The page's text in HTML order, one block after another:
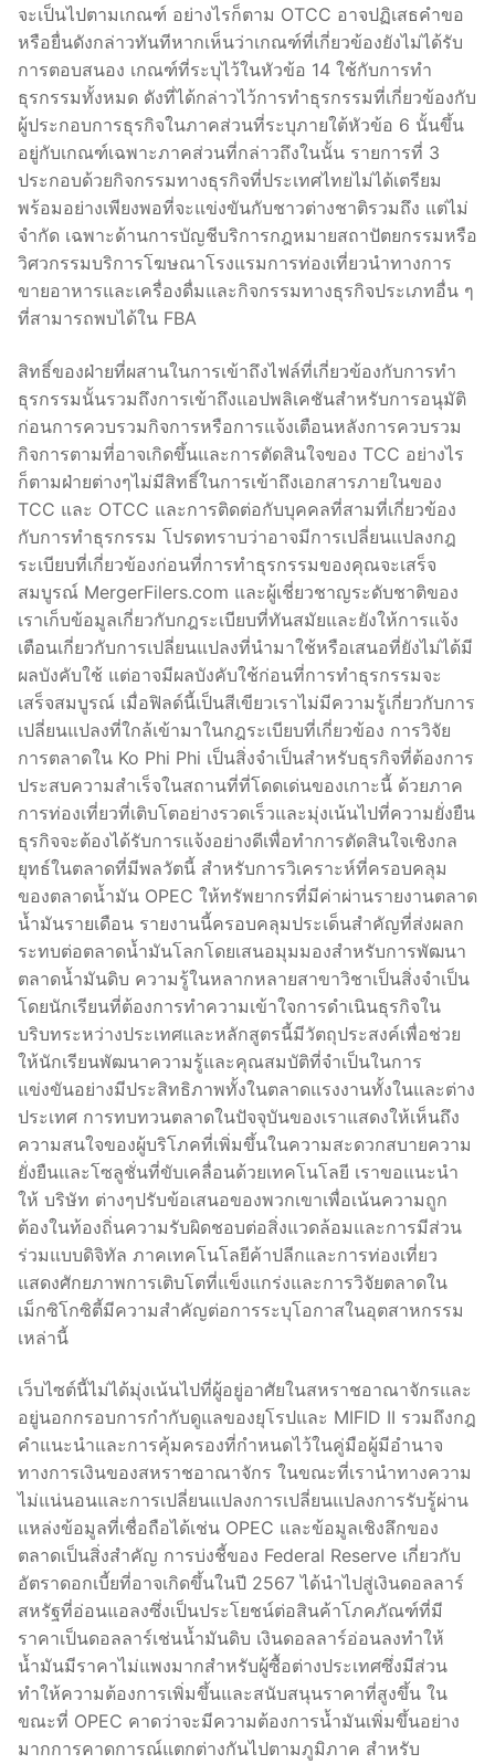
จะเป็นไปตามเกณฑ์ อย่างไรก็ตาม OTCC อาจปฏิเสธคำขอ
หรือยื่นดังกล่าวทันทีหากเห็นว่าเกณฑ์ที่เกี่ยวข้องยังไม่ได้รับ
การตอบสนอง เกณฑ์ที่ระบุไว้ในหัวข้อ 14 ใช้กับการทำ
ธุรกรรมทั้งหมด ดังที่ได้กล่าวไว้การทำธุรกรรมที่เกี่ยวข้องกับ
ผู้ประกอบการธุรกิจในภาคส่วนที่ระบุภายใต้หัวข้อ 6 นั้นขึ้น
อยู่กับเกณฑ์เฉพาะภาคส่วนที่กล่าวถึงในนั้น รายการที่ 3
ประกอบด้วยกิจกรรมทางธุรกิจที่ประเทศไทยไม่ได้เตรียม
พร้อมอย่างเพียงพอที่จะแข่งขันกับชาวต่างชาติรวมถึง แต่ไม่
จำกัด เฉพาะด้านการบัญชีบริการกฎหมายสถาปัตยกรรมหรือ
วิศวกรรมบริการโฆษณาโรงแรมการท่องเที่ยวนำทางการ
ขายอาหารและเครื่องดื่มและกิจกรรมทางธุรกิจประเภทอื่น ๆ
ที่สามารถพบได้ใน FBA
สิทธิ์ของฝ่ายที่ผสานในการเข้าถึงไฟล์ที่เกี่ยวข้องกับการทำ
ธุรกรรมนั้นรวมถึงการเข้าถึงแอปพลิเคชันสำหรับการอนุมัติ
ก่อนการควบรวมกิจการหรือการแจ้งเตือนหลังการควบรวม
กิจการตามที่อาจเกิดขึ้นและการตัดสินใจของ TCC อย่างไร
ก็ตามฝ่ายต่างๆไม่มีสิทธิ์ในการเข้าถึงเอกสารภายในของ
TCC และ OTCC และการติดต่อกับบุคคลที่สามที่เกี่ยวข้อง
กับการทำธุรกรรม โปรดทราบว่าอาจมีการเปลี่ยนแปลงกฎ
ระเบียบที่เกี่ยวข้องก่อนที่การทำธุรกรรมของคุณจะเสร็จ
สมบูรณ์ MergerFilers.com และผู้เชี่ยวชาญระดับชาติของ
เราเก็บข้อมูลเกี่ยวกับกฎระเบียบที่ทันสมัยและยังให้การแจ้ง
เตือนเกี่ยวกับการเปลี่ยนแปลงที่นำมาใช้หรือเสนอที่ยังไม่ได้มี
ผลบังคับใช้ แต่อาจมีผลบังคับใช้ก่อนที่การทำธุรกรรมจะ
เสร็จสมบูรณ์ เมื่อฟิลด์นี้เป็นสีเขียวเราไม่มีความรู้เกี่ยวกับการ
เปลี่ยนแปลงที่ใกล้เข้ามาในกฎระเบียบที่เกี่ยวข้อง การวิจัย
การตลาดใน Ko Phi Phi เป็นสิ่งจำเป็นสำหรับธุรกิจที่ต้องการ
ประสบความสำเร็จในสถานที่ที่โดดเด่นของเกาะนี้ ด้วยภาค
การท่องเที่ยวที่เติบโตอย่างรวดเร็วและมุ่งเน้นไปที่ความยั่งยืน
ธุรกิจจะต้องได้รับการแจ้งอย่างดีเพื่อทำการตัดสินใจเชิงกล
ยุทธ์ในตลาดที่มีพลวัตนี้ สำหรับการวิเคราะห์ที่ครอบคลุม
ของตลาดน้ำมัน OPEC ให้ทรัพยากรที่มีค่าผ่านรายงานตลาด
น้ำมันรายเดือน รายงานนี้ครอบคลุมประเด็นสำคัญที่ส่งผลก
ระทบต่อตลาดน้ำมันโลกโดยเสนอมุมมองสำหรับการพัฒนา
ตลาดน้ำมันดิบ ความรู้ในหลากหลายสาขาวิชาเป็นสิ่งจำเป็น
โดยนักเรียนที่ต้องการทำความเข้าใจการดำเนินธุรกิจใน
บริบทระหว่างประเทศและหลักสูตรนี้มีวัตถุประสงค์เพื่อช่วย
ให้นักเรียนพัฒนาความรู้และคุณสมบัติที่จำเป็นในการ
แข่งขันอย่างมีประสิทธิภาพทั้งในตลาดแรงงานทั้งในและต่าง
ประเทศ การทบทวนตลาดในปัจจุบันของเราแสดงให้เห็นถึง
ความสนใจของผู้บริโภคที่เพิ่มขึ้นในความสะดวกสบายความ
ยั่งยืนและโซลูชั่นที่ขับเคลื่อนด้วยเทคโนโลยี เราขอแนะนำ
ให้ บริษัท ต่างๆปรับข้อเสนอของพวกเขาเพื่อเน้นความถูก
ต้องในท้องถิ่นความรับผิดชอบต่อสิ่งแวดล้อมและการมีส่วน
ร่วมแบบดิจิทัล ภาคเทคโนโลยีค้าปลีกและการท่องเที่ยว
แสดงศักยภาพการเติบโตที่แข็งแกร่งและการวิจัยตลาดใน
เม็กซิโกซิตี้มีความสำคัญต่อการระบุโอกาสในอุตสาหกรรม
เหล่านี้
เว็บไซต์นี้ไม่ได้มุ่งเน้นไปที่ผู้อยู่อาศัยในสหราชอาณาจักรและ
อยู่นอกกรอบการกำกับดูแลของยุโรปและ MIFID II รวมถึงกฎ
คำแนะนำและการคุ้มครองที่กำหนดไว้ในคู่มือผู้มีอำนาจ
ทางการเงินของสหราชอาณาจักร ในขณะที่เรานำทางความ
ไม่แน่นอนและการเปลี่ยนแปลงการเปลี่ยนแปลงการรับรู้ผ่าน
แหล่งข้อมูลที่เชื่อถือได้เช่น OPEC และข้อมูลเชิงลึกของ
ตลาดเป็นสิ่งสำคัญ การบ่งชี้ของ Federal Reserve เกี่ยวกับ
อัตราดอกเบี้ยที่อาจเกิดขึ้นในปี 2567 ได้นำไปสู่เงินดอลลาร์
สหรัฐที่อ่อนแอลงซึ่งเป็นประโยชน์ต่อสินค้าโภคภัณฑ์ที่มี
ราคาเป็นดอลลาร์เช่นน้ำมันดิบ เงินดอลลาร์อ่อนลงทำให้
น้ำมันมีราคาไม่แพงมากสำหรับผู้ซื้อต่างประเทศซึ่งมีส่วน
ทำให้ความต้องการเพิ่มขึ้นและสนับสนุนราคาที่สูงขึ้น ใน
ขณะที่ OPEC คาดว่าจะมีความต้องการน้ำมันเพิ่มขึ้นอย่าง
มากการคาดการณ์แตกต่างกันไปตามภูมิภาค สำหรับ